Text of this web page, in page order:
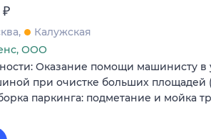
Сберегаем
Гороскопы
₽
Калужская
ООО
Оказание помощи машинисту в
при очистке больших площадей
паркинга: подметание и мойка